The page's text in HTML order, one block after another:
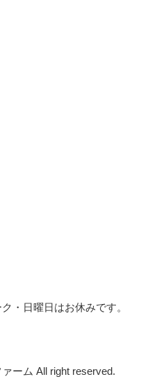
・日曜日はお休みです。
ーム All right reserved.